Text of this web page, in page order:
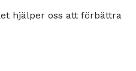
hjälper oss att förbättra